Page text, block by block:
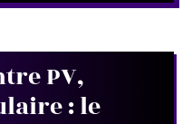
PV,
: le